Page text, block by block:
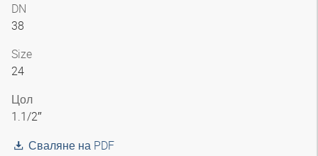
DN
38
Size
24
Цол
1.1/2″
Сваляне на PDF